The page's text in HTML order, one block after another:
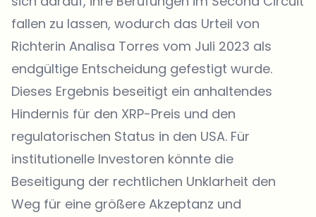
fallen zu lassen, wodurch das Urteil von
Richterin Analisa Torres vom Juli 2023 als
endgültige Entscheidung gefestigt wurde.
Dieses Ergebnis beseitigt ein anhaltendes
Hindernis für den XRP-Preis und den
regulatorischen Status in den USA. Für
institutionelle Investoren könnte die
Beseitigung der rechtlichen Unklarheit den
Weg für eine größere Akzeptanz und